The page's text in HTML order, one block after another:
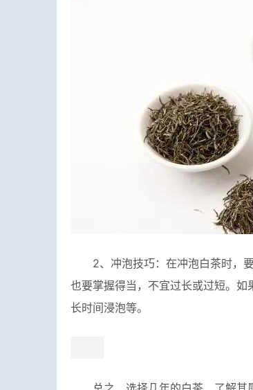
2、冲泡技巧：在冲泡白茶时，
也要掌握得当，不宜过长或过短。如
长时间浸泡等。